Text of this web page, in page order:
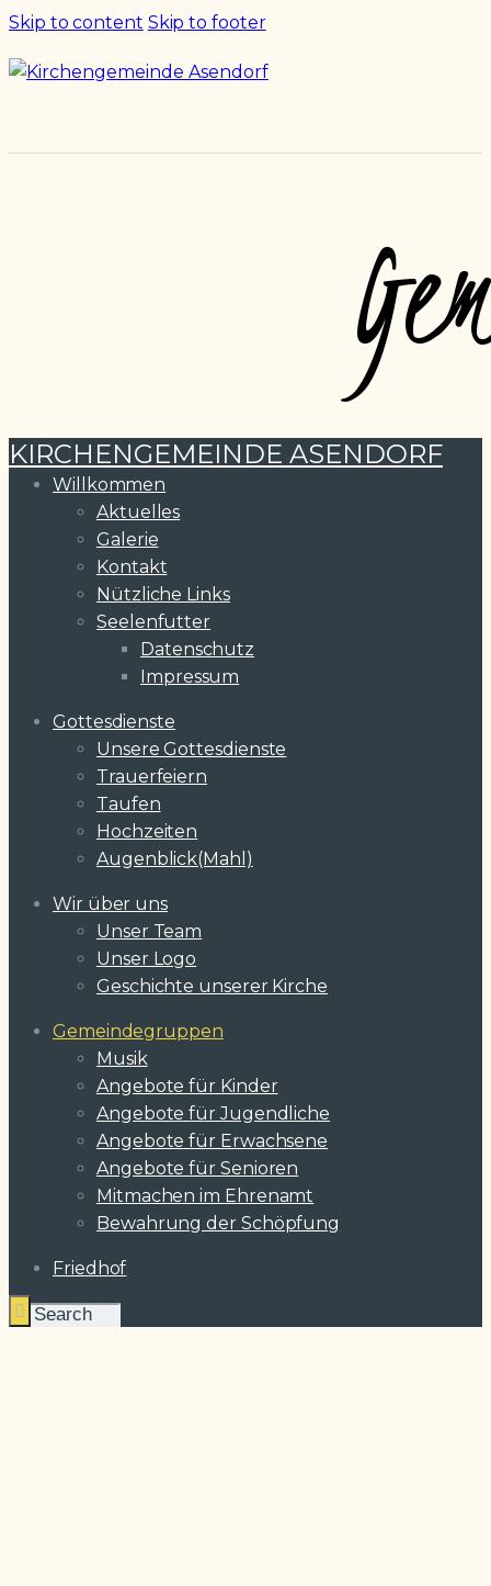
Skip to content Skip to footer
KIRCHENGEMEINDE ASENDORF
Willkommen
Aktuelles
Galerie
Kontakt
Nützliche Links
Seelenfutter
Datenschutz
Impressum
Gottesdienste
Unsere Gottesdienste
Trauerfeiern
Taufen
Hochzeiten
Augenblick(Mahl)
Wir über uns
Unser Team
Unser Logo
Geschichte unserer Kirche
Gemeindegruppen
Musik
Angebote für Kinder
Angebote für Jugendliche
Angebote für Erwachsene
Angebote für Senioren
Mitmachen im Ehrenamt
Bewahrung der Schöpfung
Friedhof